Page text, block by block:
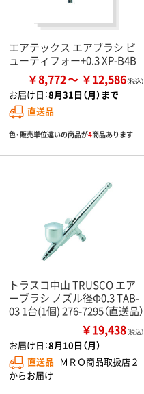
エアテックス エアブラシ ビ
ューティフォー+0.3 XP-B4B
￥8,772 ￥12,586
お届け日：8月31日（月）まで
直送品
色・販売単位違いの商品が4商品あります
トラスコ中山 TRUSCO エア
ーブラシ ノズル径Φ0.3 TAB-
03 1台(1個) 276-7295（直送品）
￥19,438（税込）
お届け日：8月10日（月）
直送品 ＭＲＯ商品取扱店２
からお届け